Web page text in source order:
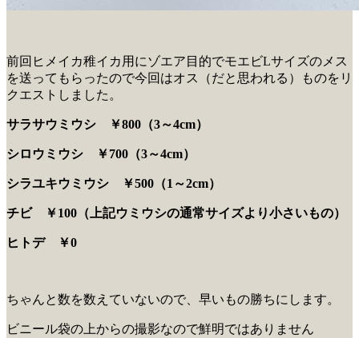
前回ヒメイカ稚イカ用にゾエア目的でモエビLサイズのメス
を送ってもらったので今回はオス（だと思われる）ものをリ
クエストしました。
サラサウミウシ ￥800（3～4cm）
シロウミウシ ￥700（3～4cm）
シラユキウミウシ ￥500（1～2cm）
チビ ￥100（上記ウミウシの通常サイズより小さいもの）
ヒトデ ￥0
ちゃんと数を数えていないので、早いもの勝ちにします。
ビニール袋の上からの撮影なので鮮明ではありません